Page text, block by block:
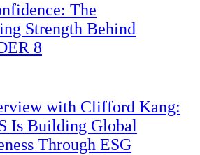
The
Strength Behind
8
with Clifford Kang:
Is Building Global
Through ESG